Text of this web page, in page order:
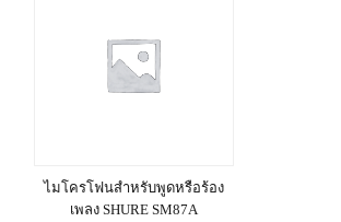
ไมโครโฟนสำหรับพูดหรือร้อง
เพลง SHURE SM87A